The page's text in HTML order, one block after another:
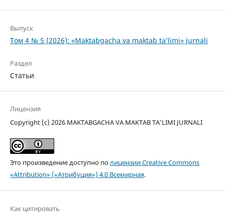
Выпуск
Том 4 № 5 (2026): «Maktabgacha va maktab ta’limi» jurnali
Раздел
Статьи
Лицензия
Copyright (c) 2026 MAKTABGACHA VA MAKTAB TA’LIMI JURNALI
Это произведение доступно полицензии Creative Commons
«Attribution» («Атрибуция») 4.0 Всемирная.
Как цитировать